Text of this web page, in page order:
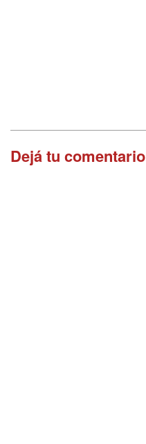
Dejá tu comentario